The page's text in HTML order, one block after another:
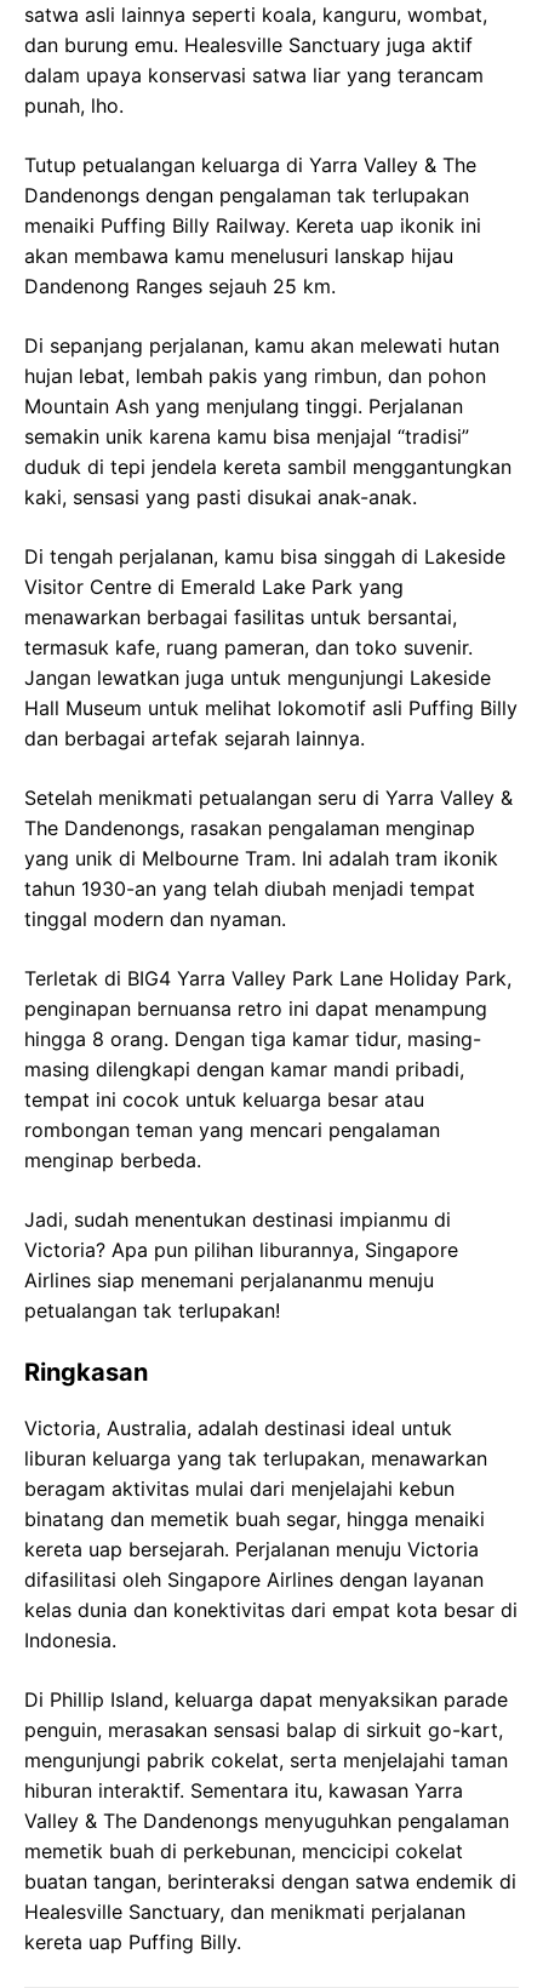
satwa asli lainnya seperti koala, kanguru, wombat,
dan burung emu. Healesville Sanctuary juga aktif
dalam upaya konservasi satwa liar yang terancam
punah, lho.
Tutup petualangan keluarga di Yarra Valley & The
Dandenongs dengan pengalaman tak terlupakan
menaiki Puffing Billy Railway. Kereta uap ikonik ini
akan membawa kamu menelusuri lanskap hijau
Dandenong Ranges sejauh 25 km.
Di sepanjang perjalanan, kamu akan melewati hutan
hujan lebat, lembah pakis yang rimbun, dan pohon
Mountain Ash yang menjulang tinggi. Perjalanan
semakin unik karena kamu bisa menjajal “tradisi”
duduk di tepi jendela kereta sambil menggantungkan
kaki, sensasi yang pasti disukai anak-anak.
Di tengah perjalanan, kamu bisa singgah di Lakeside
Visitor Centre di Emerald Lake Park yang
menawarkan berbagai fasilitas untuk bersantai,
termasuk kafe, ruang pameran, dan toko suvenir.
Jangan lewatkan juga untuk mengunjungi Lakeside
Hall Museum untuk melihat lokomotif asli Puffing Billy
dan berbagai artefak sejarah lainnya.
Setelah menikmati petualangan seru di Yarra Valley &
The Dandenongs, rasakan pengalaman menginap
yang unik di Melbourne Tram. Ini adalah tram ikonik
tahun 1930-an yang telah diubah menjadi tempat
tinggal modern dan nyaman.
Terletak di BIG4 Yarra Valley Park Lane Holiday Park,
penginapan bernuansa retro ini dapat menampung
hingga 8 orang. Dengan tiga kamar tidur, masing-
masing dilengkapi dengan kamar mandi pribadi,
tempat ini cocok untuk keluarga besar atau
rombongan teman yang mencari pengalaman
menginap berbeda.
Jadi, sudah menentukan destinasi impianmu di
Victoria? Apa pun pilihan liburannya, Singapore
Airlines siap menemani perjalananmu menuju
petualangan tak terlupakan!
Ringkasan
Victoria, Australia, adalah destinasi ideal untuk
liburan keluarga yang tak terlupakan, menawarkan
beragam aktivitas mulai dari menjelajahi kebun
binatang dan memetik buah segar, hingga menaiki
kereta uap bersejarah. Perjalanan menuju Victoria
difasilitasi oleh Singapore Airlines dengan layanan
kelas dunia dan konektivitas dari empat kota besar di
Indonesia.
Di Phillip Island, keluarga dapat menyaksikan parade
penguin, merasakan sensasi balap di sirkuit go-kart,
mengunjungi pabrik cokelat, serta menjelajahi taman
hiburan interaktif. Sementara itu, kawasan Yarra
Valley & The Dandenongs menyuguhkan pengalaman
memetik buah di perkebunan, mencicipi cokelat
buatan tangan, berinteraksi dengan satwa endemik di
Healesville Sanctuary, dan menikmati perjalanan
kereta uap Puffing Billy.